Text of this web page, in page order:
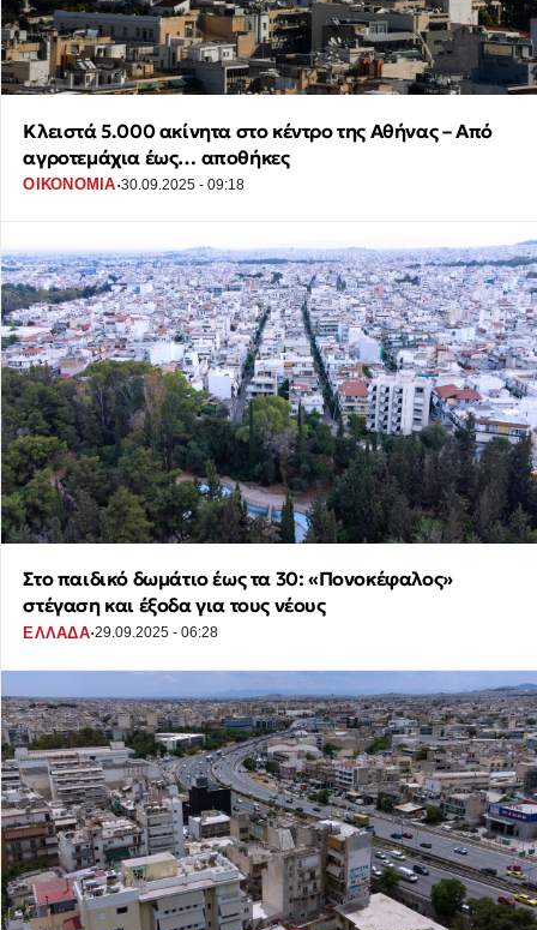
Κλειστά 5.000 ακίνητα στο κέντρο της Αθήνας – Από
αγροτεμάχια έως… αποθήκες
ΟΙΚΟΝΟΜΙΑ·30.09.2025 - 09:18
Στο παιδικό δωμάτιο έως τα 30: «Πονοκέφαλος»
στέγαση και έξοδα για τους νέους
ΕΛΛΑΔΑ·29.09.2025 - 06:28